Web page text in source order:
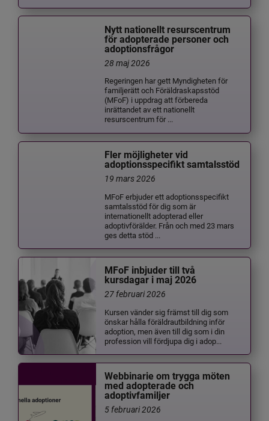
Nytt nationellt resurscentrum
för adopterade personer och
adoptionsfrågor
28 maj 2026
Regeringen har gett Myndigheten för
familjerätt och Föräldraskapsstöd
(MFoF) i uppdrag att förbereda
inrättandet av ett nationellt
resurscentrum för ...
Fler möjligheter vid
adoptionsspecifikt samtalsstöd
19 mars 2026
MFoF erbjuder ett adoptionsspecifikt
samtalsstöd för dig som är
internationellt adopterad eller
adoptivförälder. Från och med 23 mars
ges detta stöd ...
MFoF inbjuder till två
kursdagar i maj 2026
27 februari 2026
Kursen vänder sig främst till dig som
önskar hålla föräldrautbildning inför
adoption, men även till dig som i din
profession vill fördjupa dig i adop...
Webbinarie om trygga möten
med adopterade och
adoptivfamiljer
5 februari 2026